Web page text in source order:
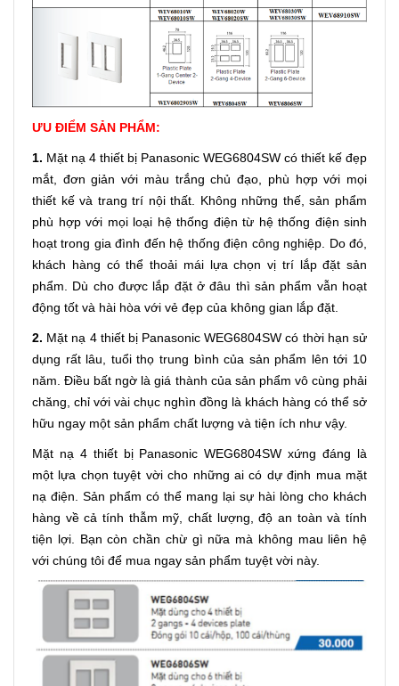
ƯU ĐIỂM SẢN PHẨM:
1. Mặt nạ 4 thiết bị Panasonic WEG6804SW có thiết kế đẹp
mắt, đơn giản với màu trắng chủ đạo, phù hợp với mọi
thiết kế và trang trí nội thất. Không những thế, sản phẩm
phù hợp với mọi loại hệ thống điện từ hệ thống điện sinh
hoạt trong gia đình đến hệ thống điện công nghiệp. Do đó,
khách hàng có thể thoải mái lựa chọn vị trí lắp đặt sản
phẩm. Dù cho được lắp đặt ở đâu thì sản phẩm vẫn hoạt
động tốt và hài hòa với vẻ đẹp của không gian lắp đặt.
2. Mặt nạ 4 thiết bị Panasonic WEG6804SW có thời hạn sử
dụng rất lâu, tuổi thọ trung bình của sản phẩm lên tới 10
năm. Điều bất ngờ là giá thành của sản phẩm vô cùng phải
chăng, chỉ với vài chục nghìn đồng là khách hàng có thể sở
hữu ngay một sản phẩm chất lượng và tiện ích như vậy.
Mặt nạ 4 thiết bị Panasonic WEG6804SW xứng đáng là
một lựa chọn tuyệt vời cho những ai có dự định mua mặt
nạ điện. Sản phẩm có thể mang lại sự hài lòng cho khách
hàng về cả tính thẫm mỹ, chất lượng, độ an toàn và tính
tiện lợi. Bạn còn chần chừ gì nữa mà không mau liên hệ
với chúng tôi để mua ngay sản phẩm tuyệt vời này.